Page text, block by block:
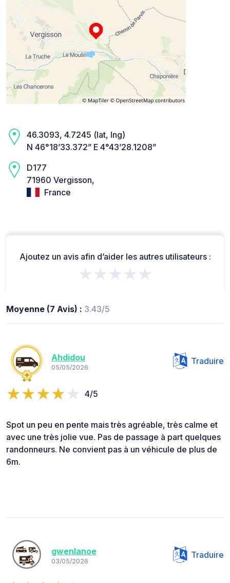
46.3093, 4.7245 (lat, lng)
N 46°18’33.372” E 4°43’28.1208”
D177
71960 Vergisson,
France
Ajoutez un avis afin d’aider les autres utilisateurs :
★★★★★
Moyenne (7 Avis) : 3.43/5
Ahdidou
05/05/2026
Traduire
4/5
Spot un peu en pente mais très agréable, très calme et
avec une très jolie vue. Pas de passage à part quelques
randonneurs. Ne convient pas à un véhicule de plus de
6m.
gwenlanoe
03/05/2026
Traduire